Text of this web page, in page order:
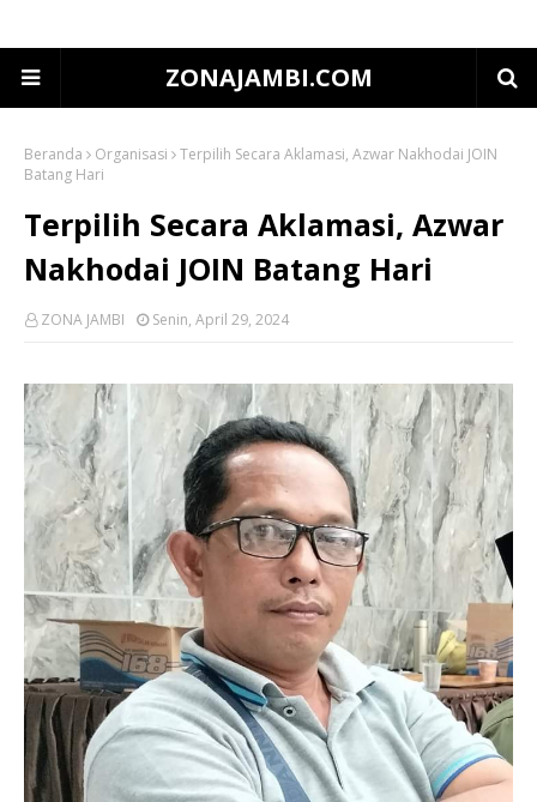
ZONAJAMBI.COM
Beranda Organisasi
Terpilih Secara Aklamasi, Azwar Nakhodai JOIN
Batang Hari
Terpilih Secara Aklamasi, Azwar
Nakhodai JOIN Batang Hari
ZONA JAMBI Senin, April 29, 2024